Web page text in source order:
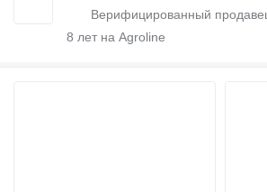
8 лет на Agroline